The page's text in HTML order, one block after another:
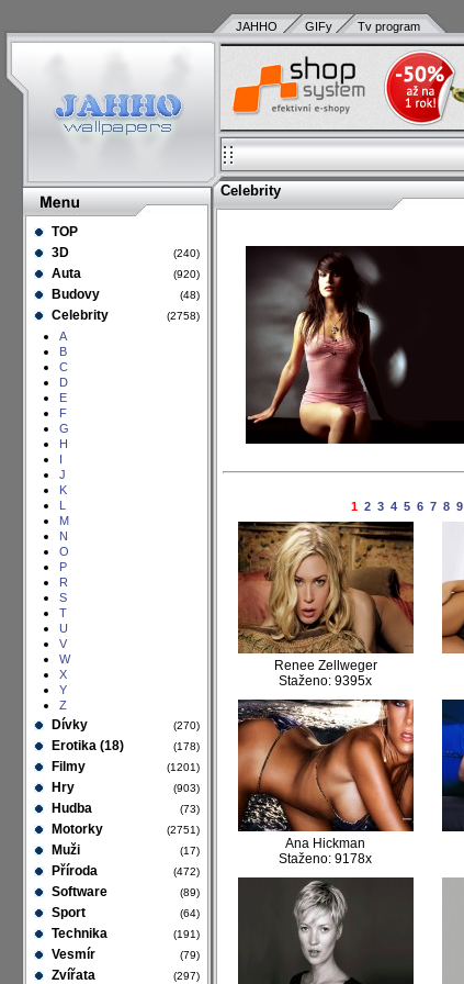
TOP
3D
(240)
Auta (920)
Budovy (48)
Celebrity (2758)
A
B
C
D
E
F
G
H
I
J
K
L
M
N
O
P
R
S
T
U
V
W
X
Y
Z
Dívky (270)
Erotika (18) (178)
Filmy (1201)
Hry (903)
Hudba (73)
Motorky (2751)
Muži (17)
Příroda (472)
Software (89)
Sport (64)
Technika (191)
Vesmír (79)
Zvířata (297)
JAHHO GIFy Tv program
Celebrity
1 2 3 4 5 6 7 8 9
Renee Zellweger
Staženo: 9395x
Ana Hickman
Staženo: 9178x